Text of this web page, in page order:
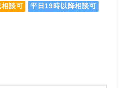
談可 平日19時以降相談可